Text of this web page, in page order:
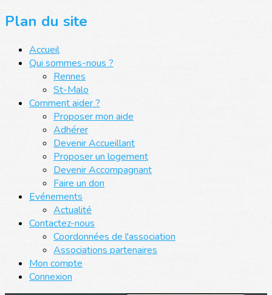
Plan du site
Accueil
Qui sommes-nous ?
Rennes
St-Malo
Comment aider ?
Proposer mon aide
Adhérer
Devenir Accueillant
Proposer un logement
Devenir Accompagnant
Faire un don
Evénements
Actualité
Contactez-nous
Coordonnées de l'association
Associations partenaires
Mon compte
Connexion